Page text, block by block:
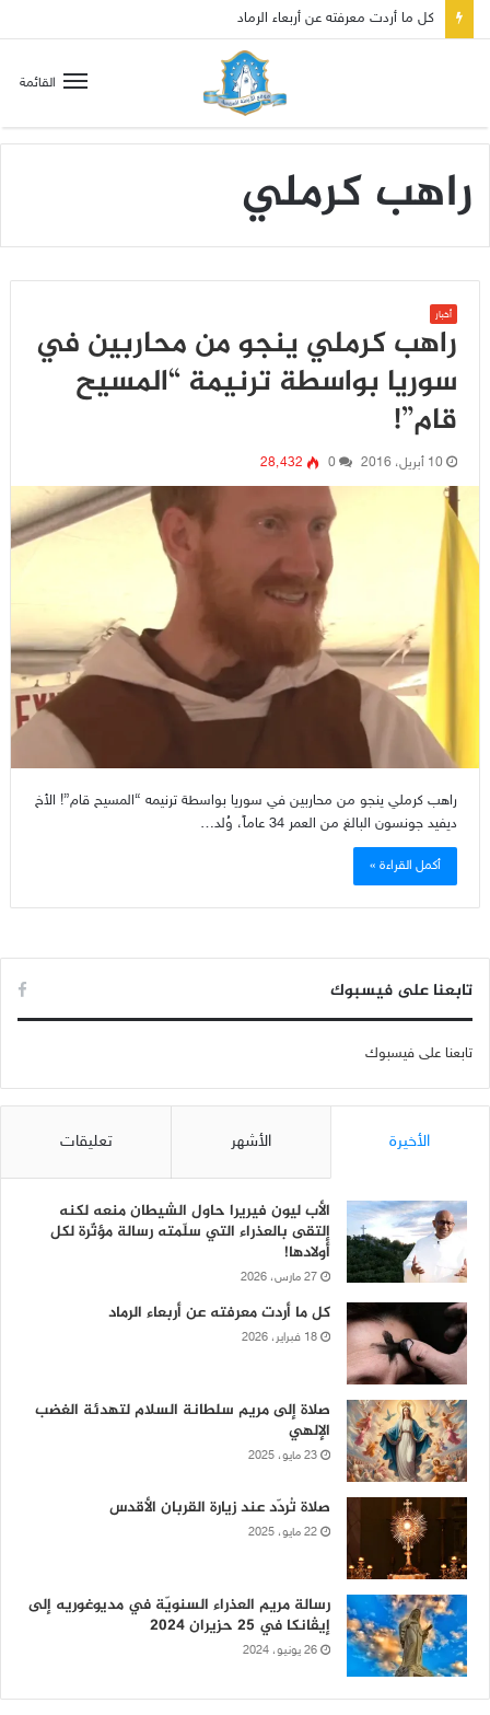
كل ما أردت معرفته عن أربعاء الرماد
القائمة
راهب كرملي
أخبار
راهب كرملي ينجو من محاربين في
سوريا بواسطة ترنيمة “المسيح
قام”!
10 أبريل، 2016 0 28٬432
راهب كرملي ينجو من محاربين في سوريا بواسطة ترنيمه “المسيح قام”! الأخ
ديفيد جونسون البالغ من العمر 34 عاماً، وُلد…
أكمل القراءة »
تابعنا على فيسبوك
تابعنا على فيسبوك
الأخيرة الأشهر تعليقات
الأب ليون فيريرا حاول الشيطان منعه لكنه
إلتقى بالعذراء التي سلّمته رسالة مؤثّرة لكل
أولادها!
27 مارس، 2026
كل ما أردت معرفته عن أربعاء الرماد
18 فبراير، 2026
صلاة إلى مريم سلطانة السلام لتهدئة الغضب
الإلهي
23 مايو، 2025
صلاة تُردّد عند زيارة القربان الأقدس
22 مايو، 2025
رسالة مريم العذراء السنويّة في مديوغوريه إلى
إيڤانكا في 25 حزيران 2024
26 يونيو، 2024